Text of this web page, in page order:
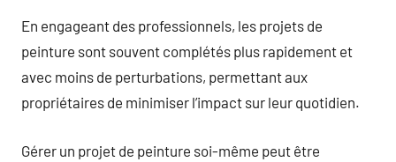
En engageant des professionnels, les projets de
peinture sont souvent complétés plus rapidement et
avec moins de perturbations, permettant aux
propriétaires de minimiser l’impact sur leur quotidien.
Gérer un projet de peinture soi-même peut être